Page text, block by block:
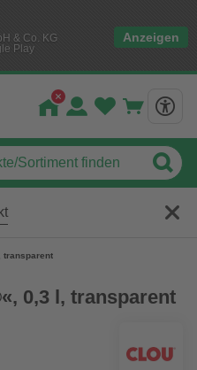
& Co. KG
Play
Anzeigen
transparent
0,3 l, transparent